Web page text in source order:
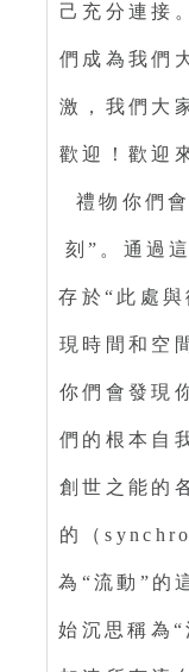
己充分連接
們成為我們
激，我們大
歡迎！歡迎
禮物你們
刻”。通過
存於“此處
現時間和空
你們會發現
們的根本自
創世之能的
的（
為“流動”的
始沉思稱為